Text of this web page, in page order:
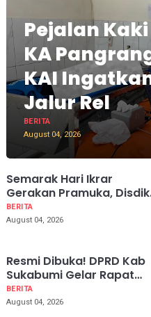
Pejalan
KA
KAI
Jalur Rel
BERITA
August 04, 2026
Semarak Hari Ikrar
Gerakan Pramuka, Disdik
Sukabumi Tekankan
Pembentukan Karakter
BERITA
August 04, 2026
Resmi Dibuka! DPRD Kab
Sukabumi Gelar Rapat
Paripurna ke-12 Tahun
Sidang 2026
BERITA
August 04, 2026